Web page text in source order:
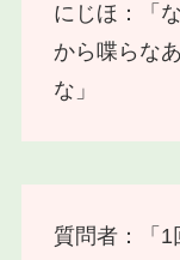
にじほ：「
から喋らな
な」
質問者：「1